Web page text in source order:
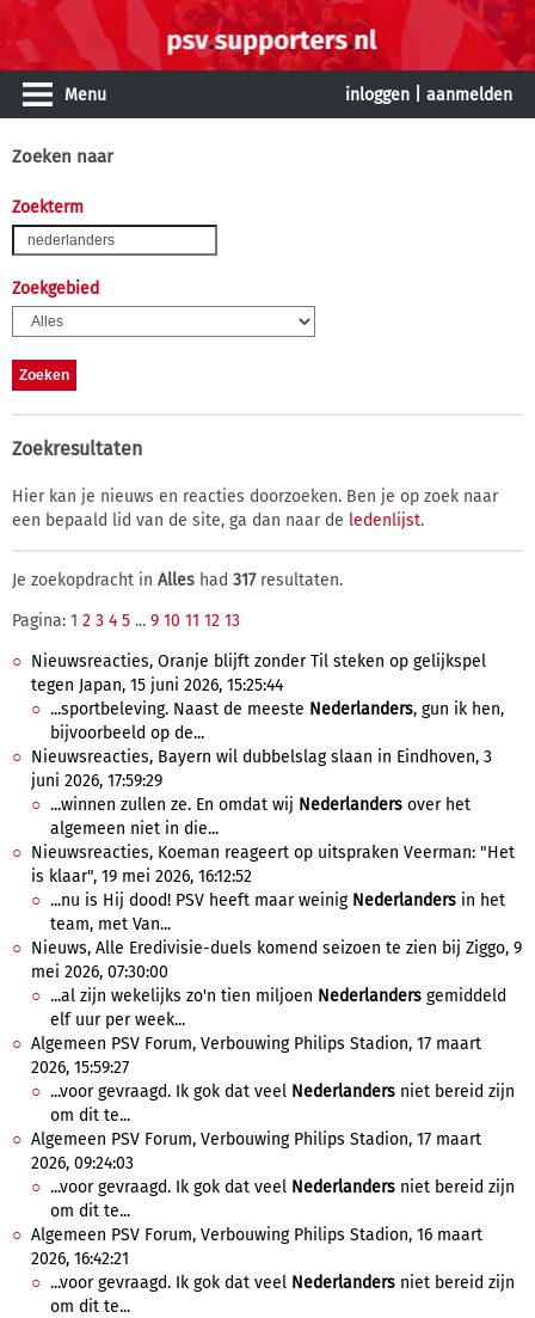
Menu inloggen aanmelden
Zoeken naar
Zoekterm
Zoekgebied
Zoekresultaten
Hier kan je nieuws en reacties doorzoeken. Ben je op zoek naar
een bepaald lid van de site, ga dan naar de ledenlijst.
Je zoekopdracht in Alles had 317resultaten.
Pagina: 1 2 3 4 5 ... 9 10 11 12 13
Nieuwsreacties, Oranje blijft zonder Til steken op gelijkspel
tegen Japan, 15 juni 2026, 15:25:44
...sportbeleving. Naast de meeste Nederlanders, gun ik hen,
bijvoorbeeld op de...
Nieuwsreacties, Bayern wil dubbelslag slaan in Eindhoven, 3
juni 2026, 17:59:29
...winnen zullen ze. En omdat wij Nederlanders over het
algemeen niet in die...
Nieuwsreacties, Koeman reageert op uitspraken Veerman: "Het
is klaar", 19 mei 2026, 16:12:52
...nu is Hij dood! PSV heeft maar weinig Nederlanders in het
team, met Van...
Nieuws, Alle Eredivisie-duels komend seizoen te zien bij Ziggo, 9
mei 2026, 07:30:00
...al zijn wekelijks zo'n tien miljoen Nederlanders gemiddeld
elf uur per week...
Algemeen PSV Forum, Verbouwing Philips Stadion, 17 maart
2026, 15:59:27
...voor gevraagd. Ik gok dat veel Nederlanders niet bereid zijn
om dit te...
Algemeen PSV Forum, Verbouwing Philips Stadion, 17 maart
2026, 09:24:03
...voor gevraagd. Ik gok dat veel Nederlanders niet bereid zijn
om dit te...
Algemeen PSV Forum, Verbouwing Philips Stadion, 16 maart
2026, 16:42:21
...voor gevraagd. Ik gok dat veel Nederlanders niet bereid zijn
om dit te...